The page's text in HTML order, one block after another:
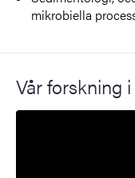
mikrobiella
Vår forskning